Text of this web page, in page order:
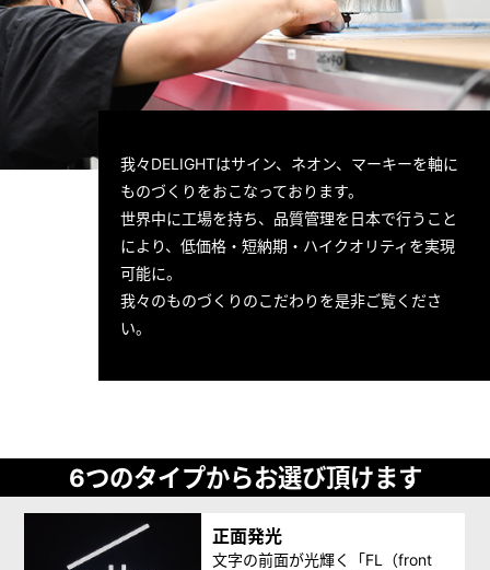
我々DELIGHTはサイン、ネオン、マーキーを軸に
ものづくりをおこなっております。
世界中に工場を持ち、品質管理を日本で行うこと
により、低価格・短納期・ハイクオリティを実現
可能に。
我々のものづくりのこだわりを是非ご覧くださ
い。
6つのタイプからお選び頂けます
正面発光
文字の前面が光輝く「FL（front